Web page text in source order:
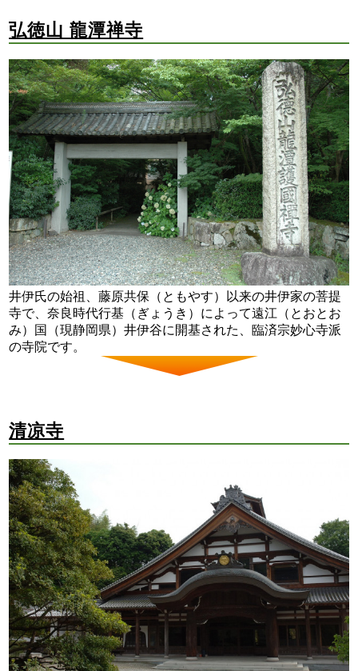
弘徳山 龍潭禅寺
井伊氏の始祖、藤原共保（ともやす）以来の井伊家の菩提
寺で、奈良時代行基（ぎょうき）によって遠江（とおとお
み）国（現静岡県）井伊谷に開基された、臨済宗妙心寺派
の寺院です。
清凉寺